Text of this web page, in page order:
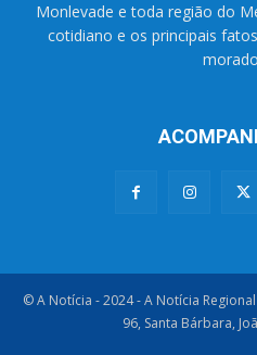
Monlevade e toda região do
cotidiano e os principais
© A Notícia - 2024 - A Notícia
96, Santa Bárbara,